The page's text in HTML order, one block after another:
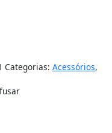
Categorias: Acessórios,